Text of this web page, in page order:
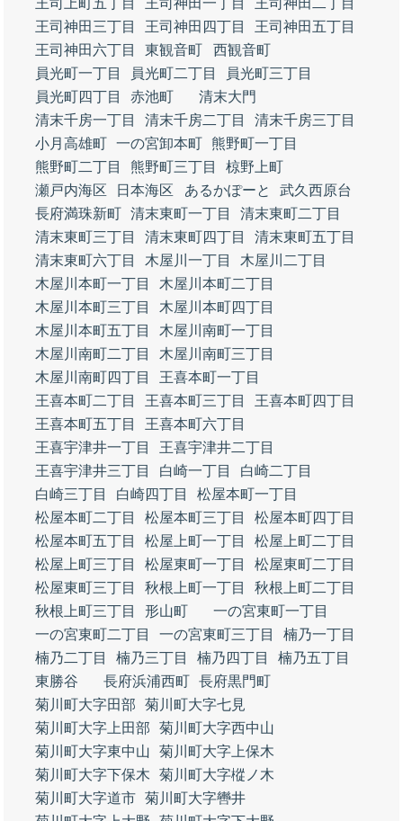
王司上町五丁目
王司神田一丁目
王司神田二丁目
王司神田三丁目
王司神田四丁目
王司神田五丁目
王司神田六丁目
東観音町
西観音町
員光町一丁目
員光町二丁目
員光町三丁目
員光町四丁目
赤池町
清末大門
清末千房一丁目
清末千房二丁目
清末千房三丁目
小月高雄町 一の宮卸本町
熊野町一丁目
熊野町二丁目
熊野町三丁目
椋野上町
瀬戸内海区
日本海区 あるかぽーと
武久西原台
長府満珠新町 清末東町一丁目
清末東町二丁目
清末東町三丁目
清末東町四丁目
清末東町五丁目
清末東町六丁目
木屋川一丁目
木屋川二丁目
木屋川本町一丁目
木屋川本町二丁目
木屋川本町三丁目
木屋川本町四丁目
木屋川本町五丁目
木屋川南町一丁目
木屋川南町二丁目
木屋川南町三丁目
木屋川南町四丁目
王喜本町一丁目
王喜本町二丁目
王喜本町三丁目
王喜本町四丁目
王喜本町五丁目
王喜本町六丁目
王喜宇津井一丁目
王喜宇津井二丁目
王喜宇津井三丁目
白崎一丁目
白崎二丁目
白崎三丁目
白崎四丁目
松屋本町一丁目
松屋本町二丁目
松屋本町三丁目
松屋本町四丁目
松屋本町五丁目
松屋上町一丁目
松屋上町二丁目
松屋上町三丁目
松屋東町一丁目
松屋東町二丁目
松屋東町三丁目
秋根上町一丁目
秋根上町二丁目
秋根上町三丁目
形山町
一の宮東町一丁目
一の宮東町二丁目
一の宮東町三丁目
楠乃一丁目
楠乃二丁目
楠乃三丁目 楠乃四丁目
楠乃五丁目
東勝谷
長府浜浦西町 長府黒門町
菊川町大字田部
菊川町大字七見
菊川町大字上田部
菊川町大字西中山
菊川町大字東中山
菊川町大字上保木
菊川町大字下保木
菊川町大字樅ノ木
菊川町大字道市 菊川町大字轡井